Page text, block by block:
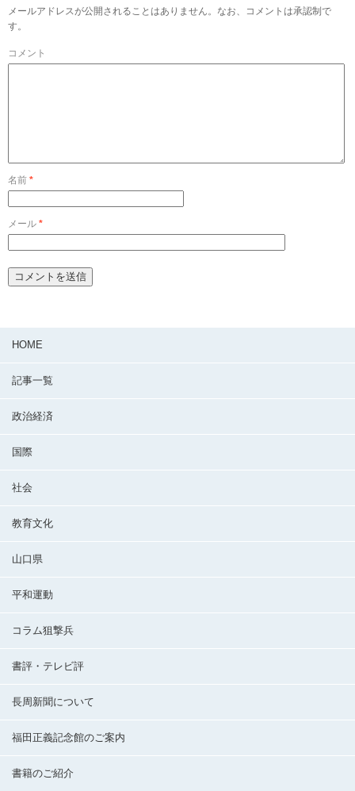
メールアドレスが公開されることはありません。なお、コメントは承認制で
す。
コメント
名前 *
メール *
HOME
記事一覧
政治経済
国際
社会
教育文化
山口県
平和運動
コラム狙撃兵
書評・テレビ評
長周新聞について
福田正義記念館のご案内
書籍のご紹介